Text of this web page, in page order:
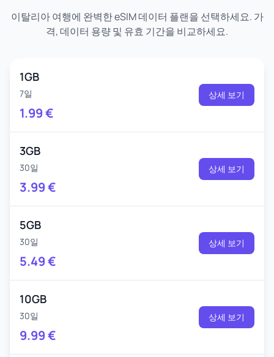
이탈리아 여행에 완벽한 eSIM 데이터 플랜을 선택하세요. 가
격, 데이터 용량 및 유효 기간을 비교하세요.
1GB
7일
1.99€
상세 보기
3GB
30일
3.99€
상세 보기
5GB
30일
5.49€
상세 보기
10GB
30일
9.99€
상세 보기